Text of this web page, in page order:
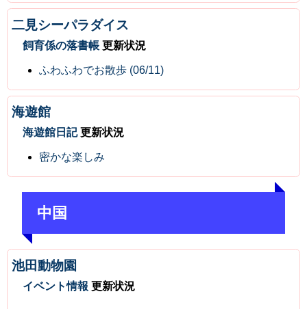
二見シーパラダイス
飼育係の落書帳 更新状況
ふわふわでお散歩 (06/11)
海遊館
海遊館日記更新状況
密かな楽しみ
中国
池田動物園
イベント情報 更新状況